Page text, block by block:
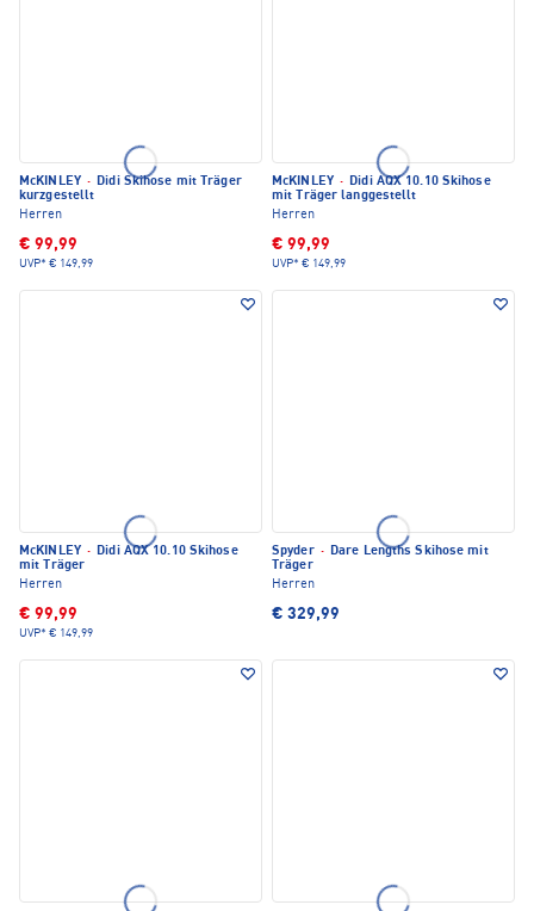
McKINLEY · Didi Skihose mit Träger
kurzgestellt
Herren
€ 99,99
UVP* € 149,99
McKINLEY · Didi AQX 10.10 Skihose
mit Träger langgestellt
Herren
€ 99,99
UVP* € 149,99
McKINLEY · Didi AQX 10.10 Skihose
mit Träger
Herren
€ 99,99
UVP* € 149,99
Spyder · Dare Lengths Skihose mit
Träger
Herren
€ 329,99